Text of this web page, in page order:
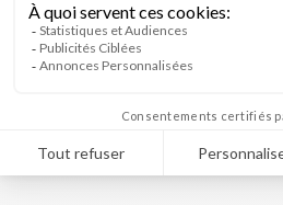
Contactez-nous pour vous
maisons 100% certifiées
Contactez-nous